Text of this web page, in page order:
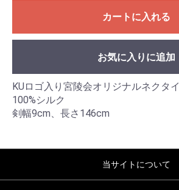
カートに入れる
お気に入りに追加
KUロゴ入り宮陵会オリジナルネクタイ
100%シルク
剣幅9cm、長さ146cm
当サイトについて